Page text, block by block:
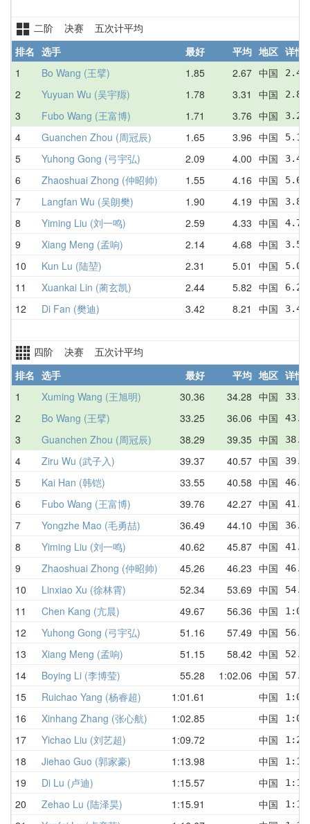
二阶 决赛 五次计平均
排名 选手 最好 平均 地区 详情
1
Bo Wang (王擘) 1.85 2.67 中国
2 Yuyuan Wu (吴宇羱) 1.78 3.31 中国
3 Fubo Wang (王富博) 1.71 3.76 中国
4 Guanchen Zhou (周冠辰) 1.65 3.96 中国
5 Yuhong Gong (弓宇弘) 2.09 4.00 中国
6 Zhaoshuai Zhong (仲昭帅) 1.55 4.16 中国
7 Langfan Wu (吴朗樊) 1.90 4.19 中国
8 Yiming Liu (刘一鸣) 2.59 4.33 中国
9 Xiang Meng (孟响) 2.14 4.68 中国
10 Kun Lu (陆堃) 2.31 5.01 中国
11 Xuankai Lin (蔺玄凯) 2.44 5.82 中国
12 Di Fan (樊迪) 3.42 8.21 中国
四阶 决赛 五次计平均
排名 选手 最好 平均 地区 详情
1
Xuming Wang (王旭明) 30.36 34.28 中国
2 Bo Wang (王擘) 33.25 36.06 中国
3 Guanchen Zhou (周冠辰) 38.29 39.35 中国
4 Ziru Wu (武子入) 39.37 40.57 中国
5 Kai Han (韩铠) 33.55 40.58 中国
6 Fubo Wang (王富博) 39.76 42.27 中国
7 Yongzhe Mao (毛勇喆) 36.49 44.10 中国
8 Yiming Liu (刘一鸣) 40.62 45.87 中国
9 Zhaoshuai Zhong (仲昭帅) 45.26 46.23 中国
10 Linxiao Xu (徐林霄) 52.34 53.69 中国
11 Chen Kang (亢晨) 49.67 56.36 中国
12 Yuhong Gong (弓宇弘) 51.16 57.49 中国
13 Xiang Meng (孟响) 51.15 58.42 中国
14 Boying Li (李博莹) 55.28 1:02.06 中国
15 Ruichao Yang (杨睿超) 1:01.61 中国
16 Xinhang Zhang (张心航) 1:02.85 中国
17 Yichao Liu (刘艺超) 1:09.72 中国
18 Jiehao Guo (郭家豪) 1:13.98 中国
19 Di Lu (卢迪) 1:15.57 中国
20 Zehao Lu (陆泽昊) 1:15.91 中国